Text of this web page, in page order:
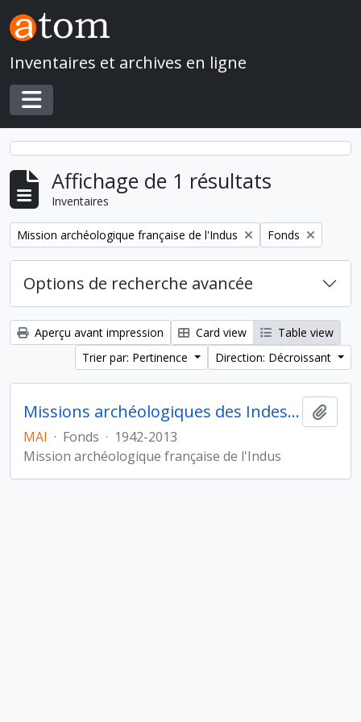
Skip to main content
Inventaires et archives en ligne
Toggle navigation
Affichage de 1 résultats
Inventaires
Remove filter:
Mission archéologique française de l'Indus Remove filter:
Fonds
Options de recherche avancée
Aperçu avant impression Card view
Table view
Trier par: Pertinence
Direction: Décroissant
Missions archéologiques des Indes et de l'Indus
MAI · Fonds · 1942-2013
Mission archéologique française de l'Indus